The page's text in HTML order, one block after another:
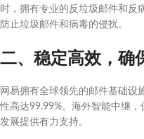
时，拥有专业的反垃圾邮件和反
防止垃圾邮件和病毒的侵扰。
二、稳定高效，确
网易拥有全球领先的邮件基础设
性高达99.99%。海外智能中继
发展提供有力支持。